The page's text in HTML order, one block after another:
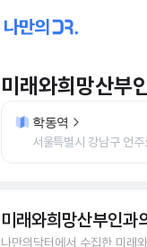
미래와희망산부
학동역
서울특별시 강남구 언
미래와희망산부인과
나만의닥터에서 수집한 미래